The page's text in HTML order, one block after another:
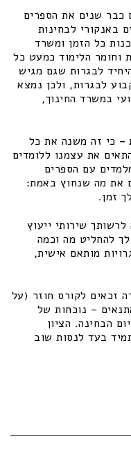
כבר שנים את הספרים
באנקורי לבחינות
כל הזמן ומשרד
וחומר הלימוד כמעט כל
לבגרות שגם מגיש
לבגרות, ולכן נמצא
במשרד החינוך,
– כי זה משנה את כל
את עצמנו ללומדים
עם הספרים
את מה שנחוץ באמת:
זמן.
שירותי ייעוץ
לך להחליט מה וכמה
מותאם אישית,
זכאים לקורס חוזר (על
– נוכחות של
וקיום הבחינה. הציון
בעד לנסות שוב